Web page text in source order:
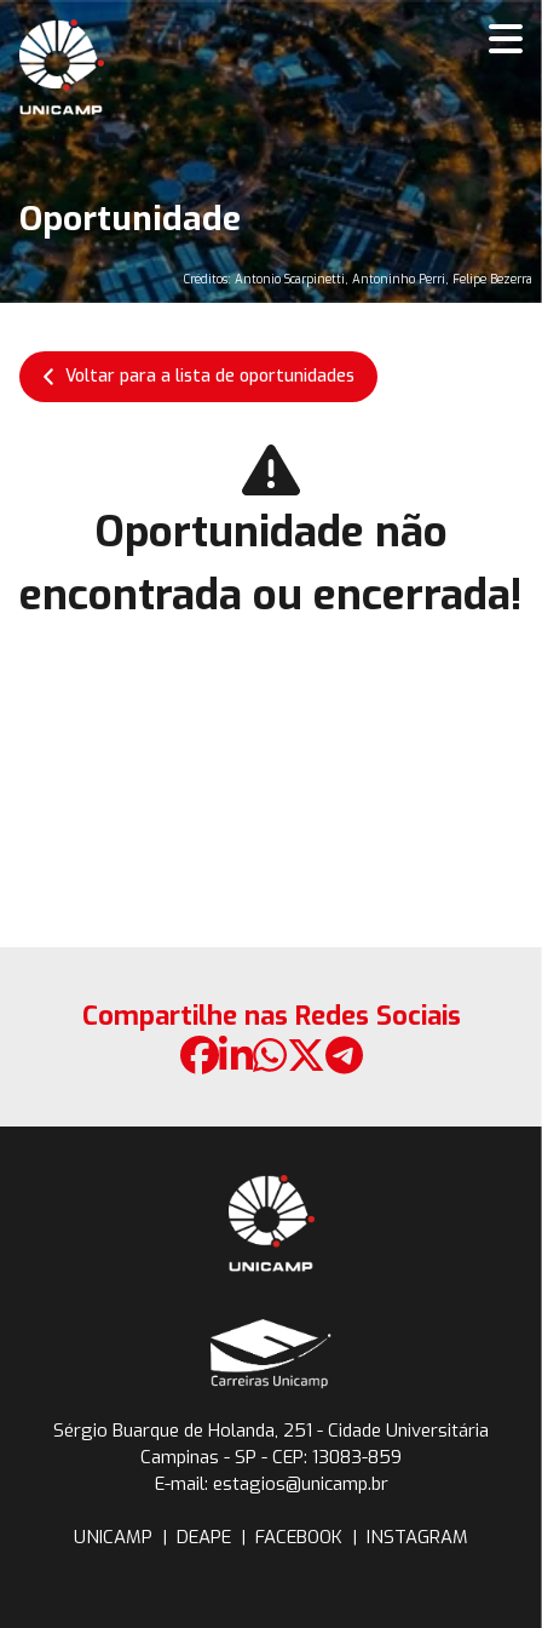
Oportunidade
Créditos: Antonio Scarpinetti, Antoninho Perri, Felipe Bezerra
Voltar para a lista de oportunidades
Oportunidade não
encontrada ou encerrada!
Compartilhe nas Redes Sociais
Sérgio Buarque de Holanda, 251 - Cidade Universitária
Campinas - SP - CEP: 13083-859
E-mail: estagios@unicamp.br
UNICAMP | DEAPE | FACEBOOK | INSTAGRAM